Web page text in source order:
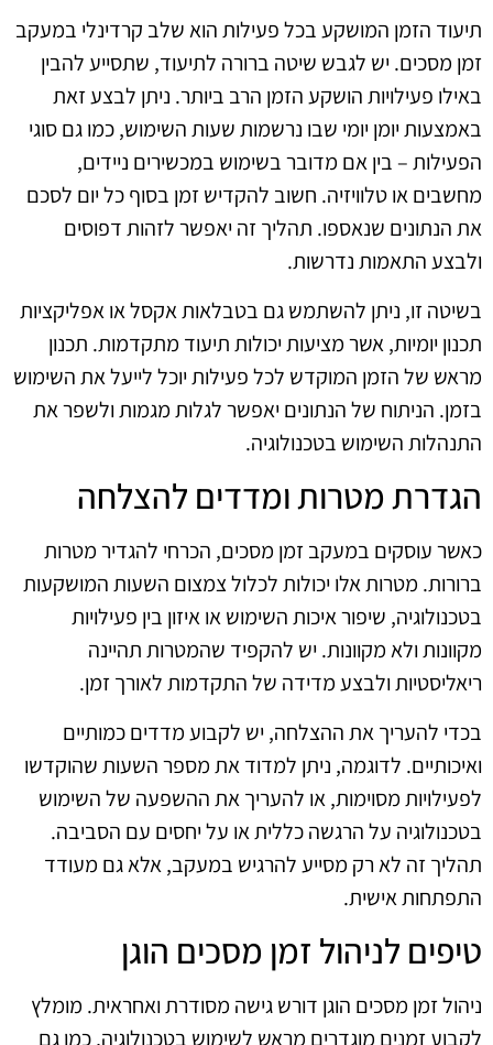
תיעוד הזמן המושקע בכל פעילות הוא שלב קרדינלי במעקב
זמן מסכים. יש לגבש שיטה ברורה לתיעוד, שתסייע להבין
באילו פעילויות הושקע הזמן הרב ביותר. ניתן לבצע זאת
באמצעות יומן יומי שבו נרשמות שעות השימוש, כמו גם סוגי
הפעילות – בין אם מדובר בשימוש במכשירים ניידים,
מחשבים או טלוויזיה. חשוב להקדיש זמן בסוף כל יום לסכם
את הנתונים שנאספו. תהליך זה יאפשר לזהות דפוסים
ולבצע התאמות נדרשות.
בשיטה זו, ניתן להשתמש גם בטבלאות אקסל או אפליקציות
תכנון יומיות, אשר מציעות יכולות תיעוד מתקדמות. תכנון
מראש של הזמן המוקדש לכל פעילות יוכל לייעל את השימוש
בזמן. הניתוח של הנתונים יאפשר לגלות מגמות ולשפר את
התנהלות השימוש בטכנולוגיה.
הגדרת מטרות ומדדים להצלחה
כאשר עוסקים במעקב זמן מסכים, הכרחי להגדיר מטרות
ברורות. מטרות אלו יכולות לכלול צמצום השעות המושקעות
בטכנולוגיה, שיפור איכות השימוש או איזון בין פעילויות
מקוונות ולא מקוונות. יש להקפיד שהמטרות תהיינה
ריאליסטיות ולבצע מדידה של התקדמות לאורך זמן.
בכדי להעריך את ההצלחה, יש לקבוע מדדים כמותיים
ואיכותיים. לדוגמה, ניתן למדוד את מספר השעות שהוקדשו
לפעילויות מסוימות, או להעריך את ההשפעה של השימוש
בטכנולוגיה על הרגשה כללית או על יחסים עם הסביבה.
תהליך זה לא רק מסייע להרגיש במעקב, אלא גם מעודד
התפתחות אישית.
טיפים לניהול זמן מסכים הוגן
ניהול זמן מסכים הוגן דורש גישה מסודרת ואחראית. מומלץ
לקבוע זמנים מוגדרים מראש לשימוש בטכנולוגיה, כמו גם